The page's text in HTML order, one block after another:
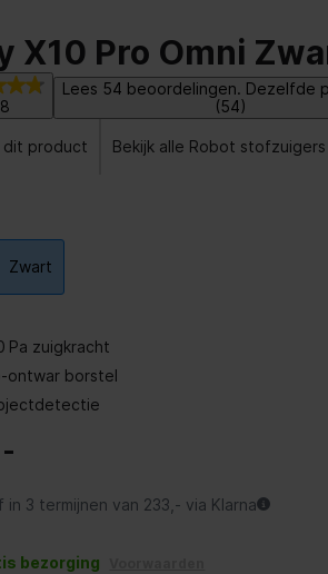
X10 Pro Omni
Lees 54 beoordelingen. Dezelfde
(54)
dit product Bekijk alle Robot stofzuigers
Zwart
Pa zuigkracht
borstel
in 3 termijnen van 233,- via Klarna
bezorging